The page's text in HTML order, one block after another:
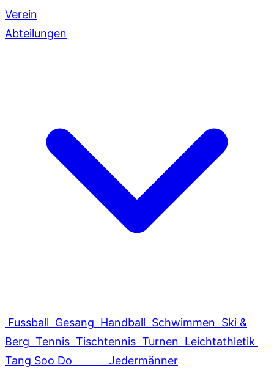
Verein
Abteilungen
Fussball Gesang Handball Schwimmen Ski &
Berg Tennis Tischtennis Turnen Leichtathletik
Tang Soo Do
Jedermänner